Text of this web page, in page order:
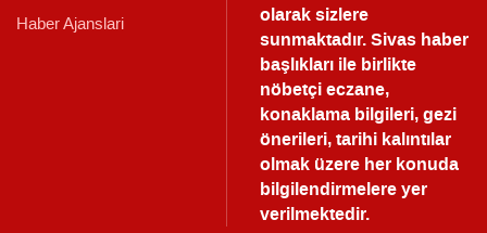
Haber Ajanslari
olarak sizlere
sunmaktadır.Sivas haber
başlıkları ile birlikte
nöbetçi eczane,
konaklama bilgileri, gezi
önerileri, tarihi kalıntılar
olmak üzere her konuda
bilgilendirmelere yer
verilmektedir.